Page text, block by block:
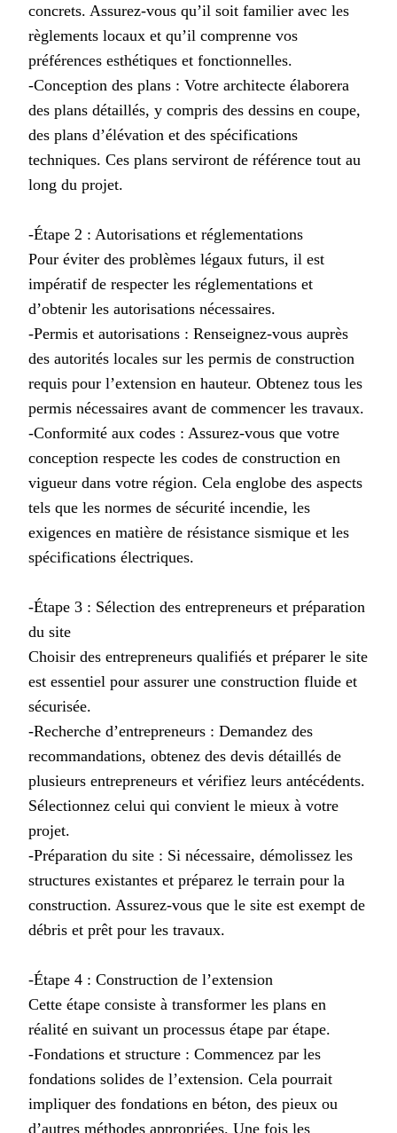
concrets. Assurez-vous qu’il soit familier avec les
règlements locaux et qu’il comprenne vos
préférences esthétiques et fonctionnelles.
-Conception des plans : Votre architecte élaborera
des plans détaillés, y compris des dessins en coupe,
des plans d’élévation et des spécifications
techniques. Ces plans serviront de référence tout au
long du projet.
-Étape 2 : Autorisations et réglementations
Pour éviter des problèmes légaux futurs, il est
impératif de respecter les réglementations et
d’obtenir les autorisations nécessaires.
-Permis et autorisations : Renseignez-vous auprès
des autorités locales sur les permis de construction
requis pour l’extension en hauteur. Obtenez tous les
permis nécessaires avant de commencer les travaux.
-Conformité aux codes : Assurez-vous que votre
conception respecte les codes de construction en
vigueur dans votre région. Cela englobe des aspects
tels que les normes de sécurité incendie, les
exigences en matière de résistance sismique et les
spécifications électriques.
-Étape 3 : Sélection des entrepreneurs et préparation
du site
Choisir des entrepreneurs qualifiés et préparer le site
est essentiel pour assurer une construction fluide et
sécurisée.
-Recherche d’entrepreneurs : Demandez des
recommandations, obtenez des devis détaillés de
plusieurs entrepreneurs et vérifiez leurs antécédents.
Sélectionnez celui qui convient le mieux à votre
projet.
-Préparation du site : Si nécessaire, démolissez les
structures existantes et préparez le terrain pour la
construction. Assurez-vous que le site est exempt de
débris et prêt pour les travaux.
-Étape 4 : Construction de l’extension
Cette étape consiste à transformer les plans en
réalité en suivant un processus étape par étape.
-Fondations et structure : Commencez par les
fondations solides de l’extension. Cela pourrait
impliquer des fondations en béton, des pieux ou
d’autres méthodes appropriées. Une fois les